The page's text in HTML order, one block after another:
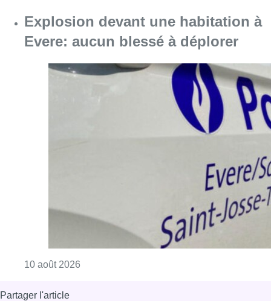
Explosion devant une habitation à
Evere: aucun blessé à déplorer
10 août 2026
Partager l'article